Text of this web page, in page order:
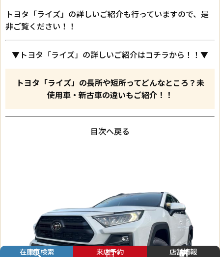
トヨタ「ライズ」の詳しいご紹介も行っていますので、是
非ご覧ください！！
▼トヨタ「ライズ」の詳しいご紹介はコチラから！！▼
トヨタ「ライズ」の長所や短所ってどんなところ？未
使用車・新古車の違いもご紹介！！
目次へ戻る
在庫車検索 来店予約 店舗情報